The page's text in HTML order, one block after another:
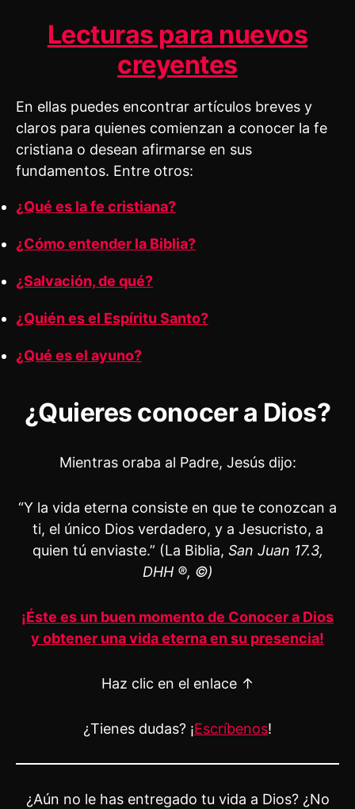
Lecturas para nuevos
creyentes
En ellas puedes encontrar artículos breves y
claros para quienes comienzan a conocer la fe
cristiana o desean afirmarse en sus
fundamentos. Entre otros:
¿Qué es la fe cristiana?
¿Cómo entender la Biblia?
¿Salvación, de qué?
¿Quién es el Espíritu Santo?
¿Qué es el ayuno?
¿Quieres conocer a Dios?
Mientras oraba al Padre, Jesús dijo:
“Y la vida eterna consiste en que te conozcan a
ti, el único Dios verdadero, y a Jesucristo, a
quien tú enviaste.” (La Biblia, San Juan 17.3,
DHH ®, ©)
¡Éste es un buen momento de Conocer a Dios
y obtener una vida eterna en su presencia!
Haz clic en el enlace ↑
¿Tienes dudas? ¡Escríbenos!
¿Aún no le has entregado tu vida a Dios? ¿No